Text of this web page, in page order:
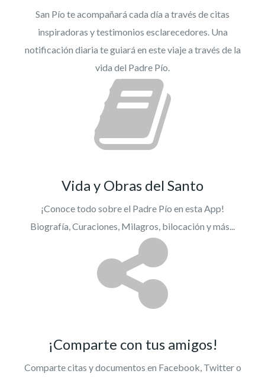
San Pío te acompañará cada día a través de citas
inspiradoras y testimonios esclarecedores. Una
notificación diaria te guiará en este viaje a través de la
vida del Padre Pío.
Vida y Obras del Santo
¡Conoce todo sobre el Padre Pío en esta App!
Biografía, Curaciones, Milagros, bilocación y más...
¡Comparte con tus amigos!
Comparte citas y documentos en Facebook, Twitter o